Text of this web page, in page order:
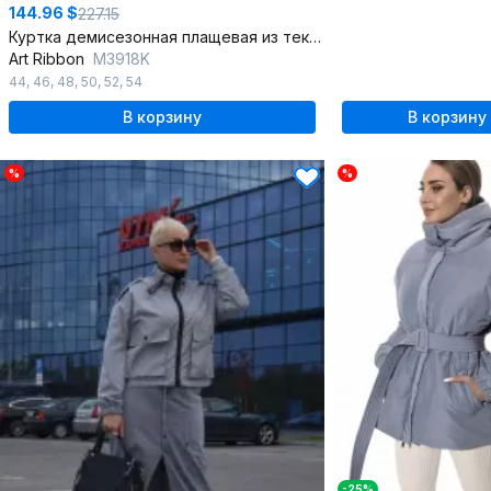
144.96 $227.15
Куртка демисезонная плащевая из текстиля с капюшоном
Art Ribbon M3918K
44, 46, 48, 50, 52, 54
В корзину В корзину
% %